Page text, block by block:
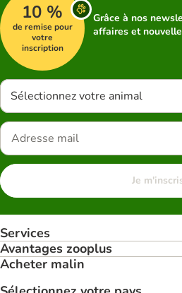
10 %
de remise pour
votre
inscription
Grâce à nos
affaires et
Sélectionnez votre animal
Je
Services
Avantages zooplus
Acheter malin